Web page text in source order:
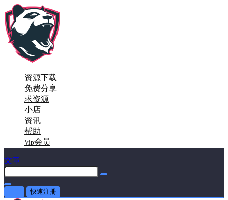
资源下载
免费分享
求资源
小店
资讯
帮助
Vip会员
文章
快速注册